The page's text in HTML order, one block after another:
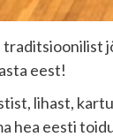
eest!
lihast,
hea eesti